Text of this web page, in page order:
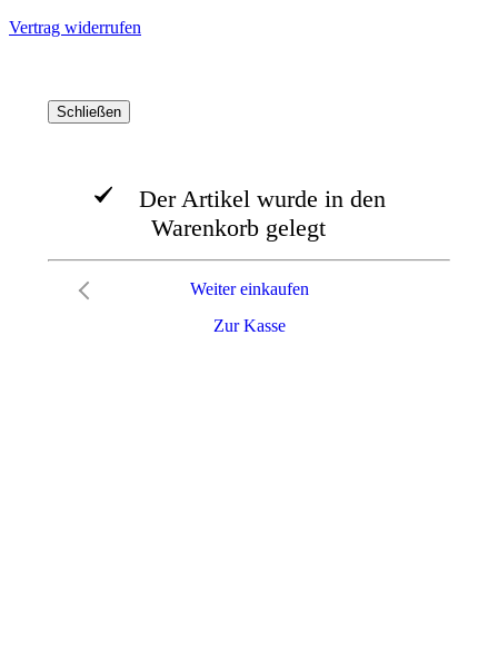
Vertrag widerrufen
Schließen
Der Artikel wurde in den
Warenkorb gelegt
Zur Kasse
Weiter einkaufen